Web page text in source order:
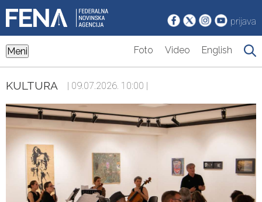
prijava
Meni Foto Video English
KULTURA | 09.07.2026. 10:00 |